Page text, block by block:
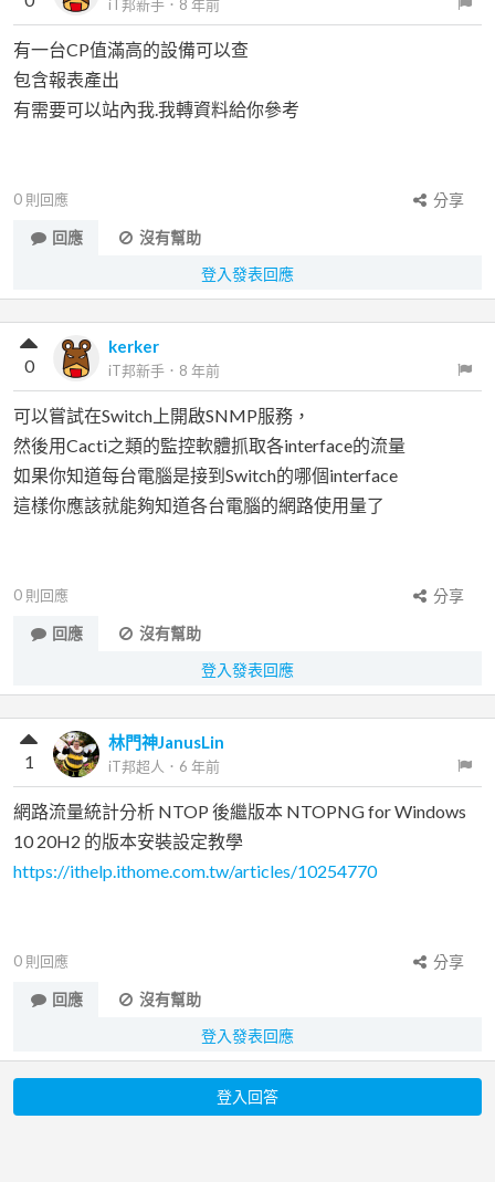
iT邦新手 ． 8 年前
有一台CP值滿高的設備可以查
包含報表產出
有需要可以站內我.我轉資料給你參考
0 則回應
分享
回應
沒有幫助
登入發表回應
kerker
iT邦新手 ． 8 年前
0
可以嘗試在Switch上開啟SNMP服務，
然後用Cacti之類的監控軟體抓取各interface的流量
如果你知道每台電腦是接到Switch的哪個interface
這樣你應該就能夠知道各台電腦的網路使用量了
0 則回應
分享
回應
沒有幫助
登入發表回應
林門神JanusLin
iT邦超人 ． 6 年前
1
網路流量統計分析 NTOP 後繼版本 NTOPNG for Windows
10 20H2 的版本安裝設定教學
https://ithelp.ithome.com.tw/articles/10254770
0 則回應
分享
回應
沒有幫助
登入發表回應
登入回答